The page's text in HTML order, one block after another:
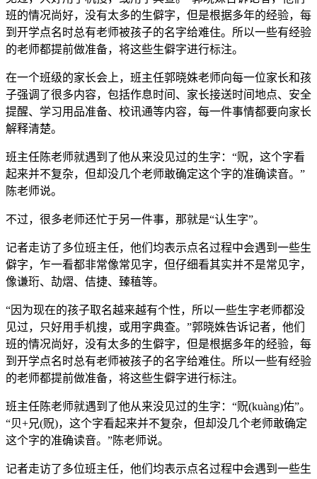
班的情况尚好，没有太多的生僻字，但是根据多年的经验，每
到开学点名时总有老师被孩子的名字给难住。所以一些有经验
的老师都提前做准备，将这些生僻字进行标注。
在一个班级的家长会上，班主任郭晓姝老师向每一位家长和孩
子强调了很多内容，包括作息时间、家长接送时间地点、安全
提醒、学习用品准备、校讯通等内容，每一件事情都要向家长
解释清楚。
班主任陈老师就遇到了他从来没见过的生字：“贶，这个字看
起来并不复杂，但却没几个老师敢确定这个字的准确读音。”
陈老师说。
不过，很多老师还忙于另一件事，那就是“认生字”。
记者走访了多位班主任，他们均表示点名过程中会遇到一些生
僻字，乍一看都非常像常见字，但仔细看其实并不是常见字，
像谦珩、劼熠、佶捷、臻稙等。
“因为现在的孩子取名越来越有个性，所以一些生字老师都没
见过，只好用手机搜，或用字典查。”郭晓姝告诉记者，他们
班的情况尚好，没有太多的生僻字，但是根据多年的经验，每
到开学点名时总有老师被孩子的名字给难住。所以一些有经验
的老师都提前做准备，将这些生僻字进行标注。
班主任陈老师就遇到了他从来没见过的生字：“贶(kuàng)佑”。
“贝+兄(贶)，这个字看起来并不复杂，但却没几个老师敢确定
这个字的准确读音。”陈老师说。
记者走访了多位班主任，他们均表示点名过程中会遇到一些生